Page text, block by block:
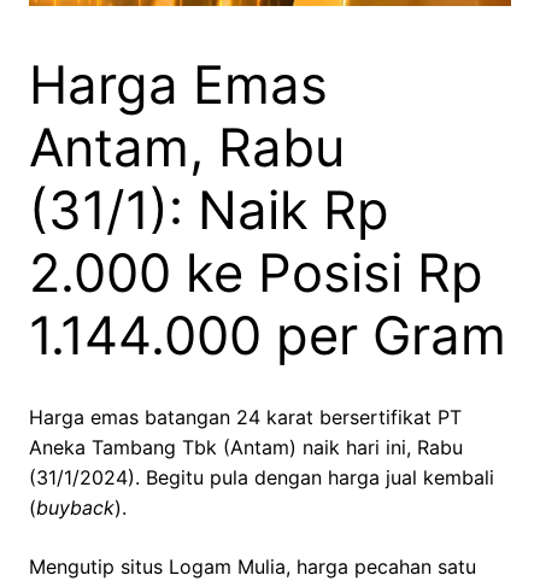
Harga Emas
Antam, Rabu
(31/1): Naik Rp
2.000 ke Posisi Rp
1.144.000 per Gram
Harga emas batangan 24 karat bersertifikat PT
Aneka Tambang Tbk (Antam) naik hari ini, Rabu
(31/1/2024). Begitu pula dengan harga jual kembali
(buyback).
Mengutip situs Logam Mulia, harga pecahan satu